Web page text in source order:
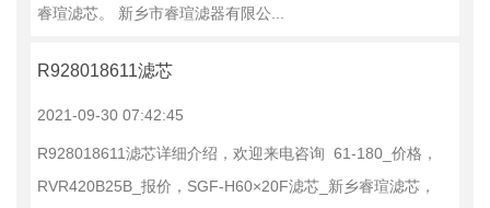
睿瑄滤芯。 新乡市睿瑄滤器有限公...
R928018611滤芯
2021-09-30 07:42:45
R928018611滤芯详细介绍，欢迎来电咨询 61-180_价格，
RVR420B25B_报价，SGF-H60×20F滤芯_新乡睿瑄滤芯，